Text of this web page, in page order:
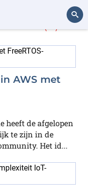
AWS met
heeft de afgelopen
te zijn in de
Het id...